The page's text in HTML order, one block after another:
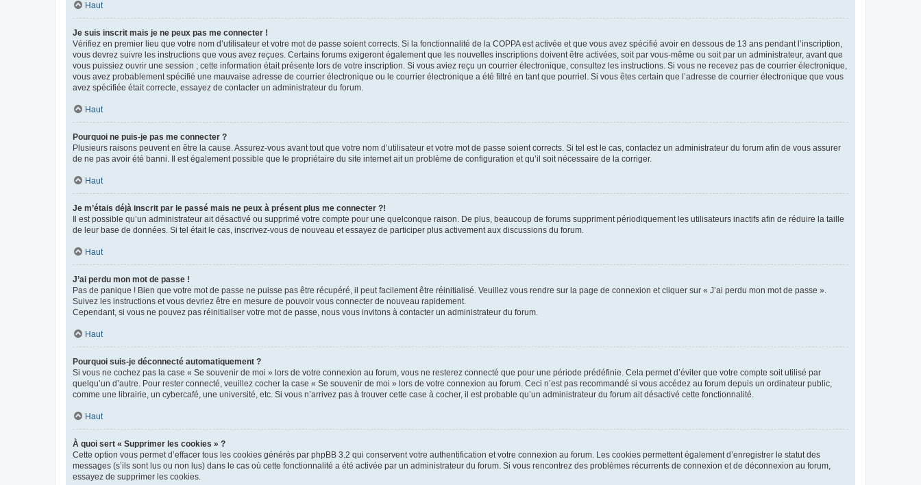
Haut
Je suis inscrit mais je ne peux pas me connecter !
Vérifiez en premier lieu que votre nom d’utilisateur et votre mot de passe soient corrects. Si la fonctionnalité de la COPPA est activée et que vous avez spécifié avoir en dessous de 13 ans pendant l’inscription,
vous devrez suivre les instructions que vous avez reçues. Certains forums exigeront également que les nouvelles inscriptions doivent être activées, soit par vous-même ou soit par un administrateur, avant que
vous puissiez ouvrir une session ; cette information était présente lors de votre inscription. Si vous aviez reçu un courrier électronique, consultez les instructions. Si vous ne recevez pas de courrier électronique,
vous avez probablement spécifié une mauvaise adresse de courrier électronique ou le courrier électronique a été filtré en tant que pourriel. Si vous êtes certain que l’adresse de courrier électronique que vous
avez spécifiée était correcte, essayez de contacter un administrateur du forum.
Haut
Pourquoi ne puis-je pas me connecter ?
Plusieurs raisons peuvent en être la cause. Assurez-vous avant tout que votre nom d’utilisateur et votre mot de passe soient corrects. Si tel est le cas, contactez un administrateur du forum afin de vous assurer
de ne pas avoir été banni. Il est également possible que le propriétaire du site internet ait un problème de configuration et qu’il soit nécessaire de la corriger.
Haut
Je m’étais déjà inscrit par le passé mais ne peux à présent plus me connecter ?!
Il est possible qu’un administrateur ait désactivé ou supprimé votre compte pour une quelconque raison. De plus, beaucoup de forums suppriment périodiquement les utilisateurs inactifs afin de réduire la taille
de leur base de données. Si tel était le cas, inscrivez-vous de nouveau et essayez de participer plus activement aux discussions du forum.
Haut
J’ai perdu mon mot de passe !
Pas de panique ! Bien que votre mot de passe ne puisse pas être récupéré, il peut facilement être réinitialisé. Veuillez vous rendre sur la page de connexion et cliquer sur « J’ai perdu mon mot de passe ».
Suivez les instructions et vous devriez être en mesure de pouvoir vous connecter de nouveau rapidement.
Cependant, si vous ne pouvez pas réinitialiser votre mot de passe, nous vous invitons à contacter un administrateur du forum.
Haut
Pourquoi suis-je déconnecté automatiquement ?
Si vous ne cochez pas la case « Se souvenir de moi » lors de votre connexion au forum, vous ne resterez connecté que pour une période prédéfinie. Cela permet d’éviter que votre compte soit utilisé par
quelqu’un d’autre. Pour rester connecté, veuillez cocher la case « Se souvenir de moi » lors de votre connexion au forum. Ceci n’est pas recommandé si vous accédez au forum depuis un ordinateur public,
comme une librairie, un cybercafé, une université, etc. Si vous n’arrivez pas à trouver cette case à cocher, il est probable qu’un administrateur du forum ait désactivé cette fonctionnalité.
Haut
À quoi sert « Supprimer les cookies » ?
Cette option vous permet d’effacer tous les cookies générés par phpBB 3.2 qui conservent votre authentification et votre connexion au forum. Les cookies permettent également d’enregistrer le statut des
messages (s’ils sont lus ou non lus) dans le cas où cette fonctionnalité a été activée par un administrateur du forum. Si vous rencontrez des problèmes récurrents de connexion et de déconnexion au forum,
essayez de supprimer les cookies.